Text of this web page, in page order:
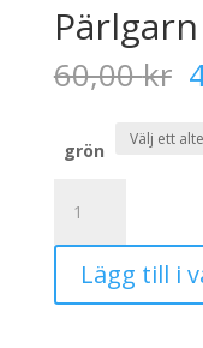
60,00kr
grön
nysta
nr
3345
Lägg till i